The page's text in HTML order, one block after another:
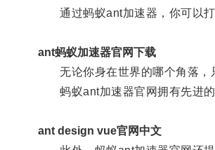
通过蚂蚁ant加速器，你可以打
ant蚂蚁加速器官网下载
无论你身在世界的哪个角落，只
蚂蚁ant加速器官网拥有先进的
ant design vue官网中文